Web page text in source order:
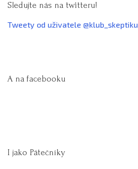
Sledujte nás na twitteru!
Tweety od uživatele @klub_skeptiku
A na facebooku
I jako Pátečníky